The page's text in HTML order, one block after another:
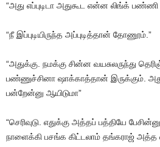
“அது எப்புடிடா அதுகூட என்ன லிங்க்
“நீ இப்புடியிருந்த அப்புடித்தான் தோணூம்.”
“அதுக்கு. நமக்கு சின்ன வயசுலருந்து
பண்ணுச்சினா ஷாக்காத்தான் இருக்கும்.
பன்றேன்னு ஆயிடுமா”
“செரிவுடு. எதுக்கு அத்தப் பத்தியே
நாளைக்கி பசங்க கிட்டலாம் தங்கராஜ்